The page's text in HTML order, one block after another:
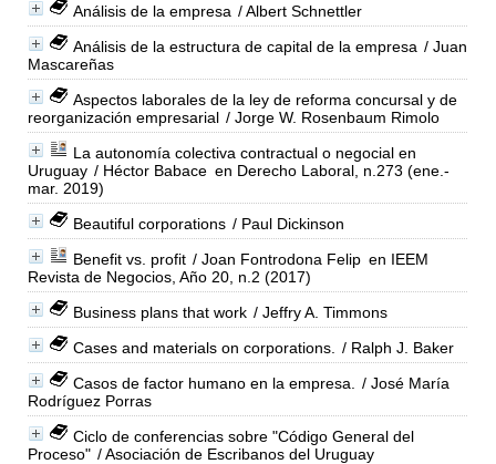
Análisis de la empresa / Albert Schnettler
Análisis de la estructura de capital de la empresa / Juan
Mascareñas
Aspectos laborales de la ley de reforma concursal y de
reorganización empresarial / Jorge W. Rosenbaum Rimolo
La autonomía colectiva contractual o negocial en
Uruguay / Héctor Babace en Derecho Laboral, n.273 (ene.-
mar. 2019)
Beautiful corporations / Paul Dickinson
Benefit vs. profit / Joan Fontrodona Felip en IEEM
Revista de Negocios, Año 20, n.2 (2017)
Business plans that work / Jeffry A. Timmons
Cases and materials on corporations.
/ Ralph J. Baker
Casos de factor humano en la empresa.
/ José María
Rodríguez Porras
Ciclo de conferencias sobre "Código General del
Proceso" / Asociación de Escribanos del Uruguay